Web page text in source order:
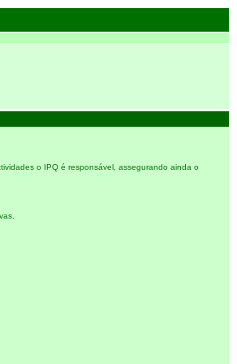
o IPQ é responsável, assegurando ainda o